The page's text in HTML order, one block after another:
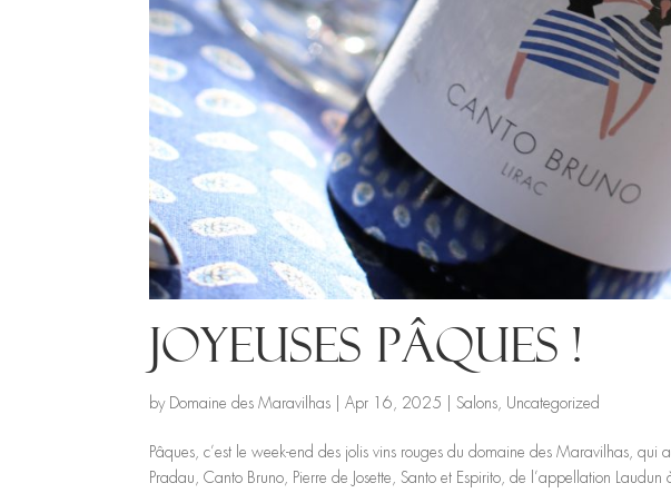
Joyeuses Pâques !
by Domaine des Maravilhas |Apr 16, 2025 |Salons, Uncategorized
Pâques, c’est le week-end des jolis vins rouges du domaine des Maravilhas,
Pradau, Canto Bruno, Pierre de Josette, Santo et Espirito, de l’appellation